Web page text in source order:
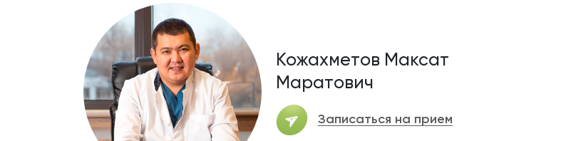
Кожахметов Максат
Маратович
Записаться на прием